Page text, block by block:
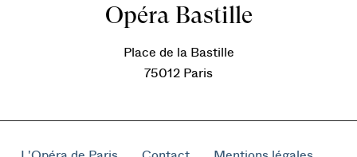
Opéra Bastille
Place de la Bastille
75012 Paris